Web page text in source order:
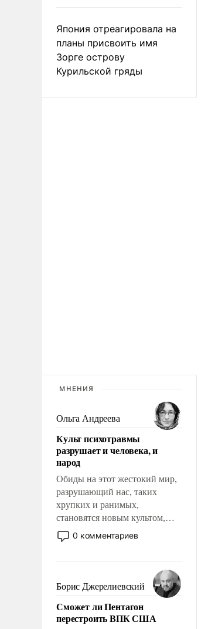
Япония отреагировала на
планы присвоить имя
Зорге острову
Курильской гряды
МНЕНИЯ
Ольга Андреева
Культ психотравмы
разрушает и человека, и
народ
Обиды на этот жестокий мир,
разрушающий нас, таких
хрупких и ранимых,
становятся новым культом,
постепенно вытесняя и
отменяя традиционное
мужественным и твердым под
ударами судьбы, брать на себя
ответственность, помогать
слабым, идти вперед и
адаптироваться.
0 комментариев
Борис Джерелиевский
Сможет ли Пентагон
перестроить ВПК США